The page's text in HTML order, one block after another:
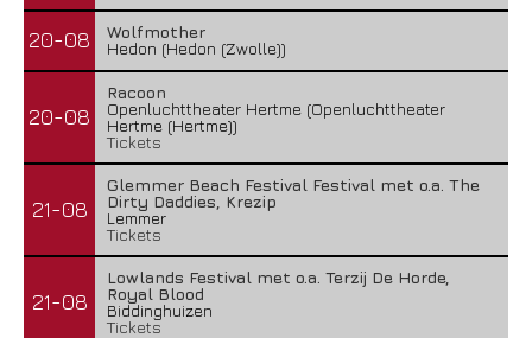
20-08
Wolfmother
Hedon (Hedon (Zwolle))
20-08
Racoon
Openluchttheater Hertme (Openluchttheater
Hertme (Hertme))
Tickets
21-08
Glemmer Beach Festival Festival met o.a. The
Dirty Daddies, Krezip
Lemmer
Tickets
21-08
Lowlands Festival met o.a. Terzij De Horde,
Royal Blood
Biddinghuizen
Tickets